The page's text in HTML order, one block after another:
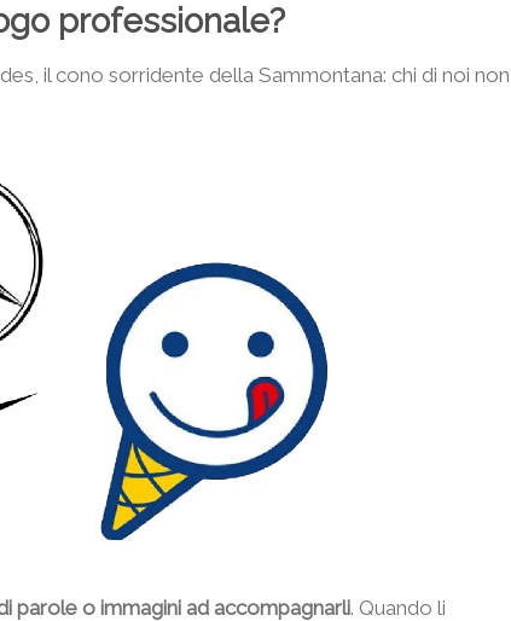
professionale?
il cono sorridente della Sammontana: chi di noi non
parole o immagini ad accompagnarli. Quando li